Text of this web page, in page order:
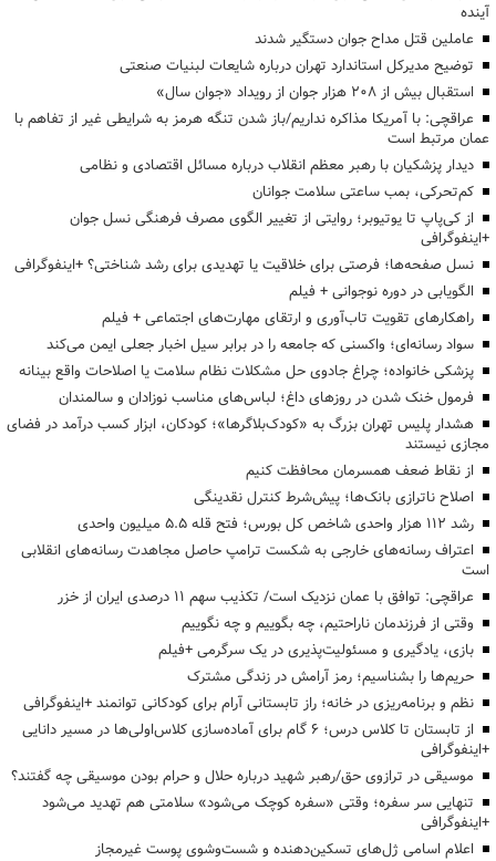
آینده
عاملین قتل مداح جوان دستگیر شدند
توضیح مدیرکل استاندارد تهران درباره شایعات لبنیات صنعتی
استقبال بیش از ۲۰۸ هزار جوان از رویداد «جوان سال»
عراقچی: با آمریکا مذاکره نداریم/باز شدن تنگه هرمز به شرایطی غیر از تفاهم با
عمان مرتبط است
دیدار پزشکیان با رهبر معظم انقلاب درباره مسائل اقتصادی و نظامی
کم‌تحرکی، بمب ساعتی سلامت جوانان
از کی‌پاپ تا یوتیوبر؛ روایتی از تغییر الگوی مصرف فرهنگی نسل جوان
+اینفوگرافی
نسل صفحه‌ها؛ فرصتی برای خلاقیت یا تهدیدی برای رشد شناختی؟ +اینفوگرافی
الگویابی در دوره نوجوانی + فیلم
راهکارهای تقویت تاب‌آوری و ارتقای مهارت‌های اجتماعی + فیلم
سواد رسانه‌ای؛ واکسنی که جامعه را در برابر سیل اخبار جعلی ایمن می‌کند
پزشکی خانواده؛ چراغ جادوی حل مشکلات نظام سلامت یا اصلاحات واقع بینانه
فرمول خنک شدن در روزهای داغ؛ لباس‌های مناسب نوزادان و سالمندان
هشدار پلیس تهران بزرگ به «کودک‌بلاگرها»؛ کودکان، ابزار کسب درآمد در فضای
مجازی نیستند
از نقاط ضعف همسرمان محافظت کنیم
اصلاح ناترازی بانک‌ها؛ پیش‌شرط کنترل نقدینگی
رشد ۱۱۲ هزار واحدی شاخص کل بورس؛ فتح قله ۵.۵ میلیون واحدی
اعتراف رسانه‌های خارجی به شکست ترامپ حاصل مجاهدت رسانه‌های انقلابی
است
عراقچی: توافق با عمان نزدیک است/ تکذیب سهم ۱۱ درصدی ایران از خزر
وقتی از فرزندمان ناراحتیم، چه بگوییم و چه نگوییم
بازی، یادگیری و مسئولیت‌پذیری در یک سرگرمی +فیلم
حریم‌ها را بشناسیم؛ رمز آرامش در زندگی مشترک
نظم و برنامه‌ریزی در خانه؛ راز تابستانی آرام برای کودکانی توانمند +اینفوگرافی
از تابستان تا کلاس درس؛ ۶ گام برای آماده‌سازی کلاس‌اولی‌ها در مسیر دانایی
+اینفوگرافی
موسیقی در ترازوی حق/رهبر شهید درباره حلال و حرام بودن موسیقی چه گفتند؟
تنهایی سر سفره؛ وقتی «سفره کوچک می‌شود» سلامتی هم تهدید می‌شود
+اینفوگرافی
اعلام اسامی ژل‌های تسکین‌دهنده و شست‌وشوی پوست غیرمجاز